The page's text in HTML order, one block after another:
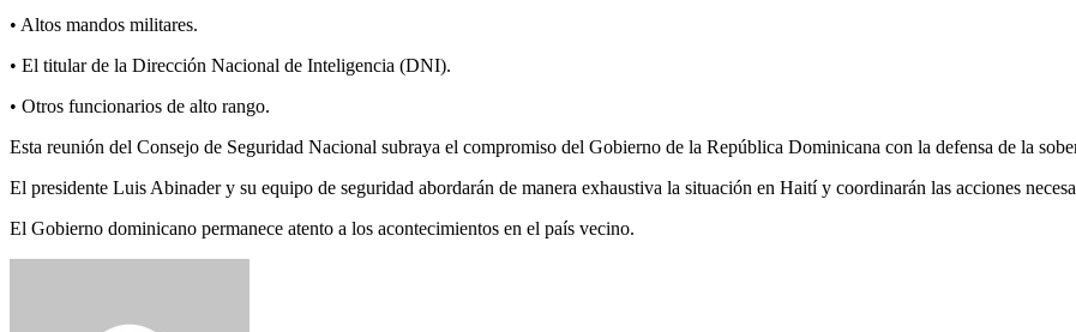
• Altos mandos militares.
• El titular de la Dirección Nacional de Inteligencia (DNI).
• Otros funcionarios de alto rango.
Esta reunión del Consejo de Seguridad Nacional subraya el compromiso del Gobierno de la República Dominicana con la defensa de la
El presidente Luis Abinader y su equipo de seguridad abordarán de manera exhaustiva la situación en Haití y coordinarán las acciones
El Gobierno dominicano permanece atento a los acontecimientos en el país vecino.